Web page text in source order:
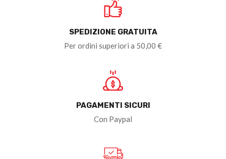
SPEDIZIONE GRATUITA
Per ordini superiori a 50,00 €
PAGAMENTI SICURI
Con Paypal